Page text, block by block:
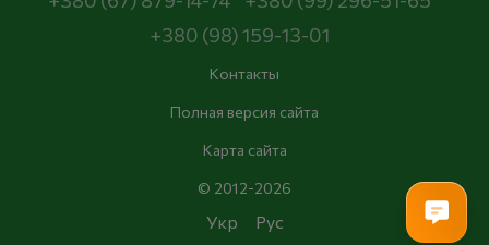
+380 (98) 159-13-01
Контакты
Полная версия сайта
Карта сайта
© 2012-2026
Укр Рус